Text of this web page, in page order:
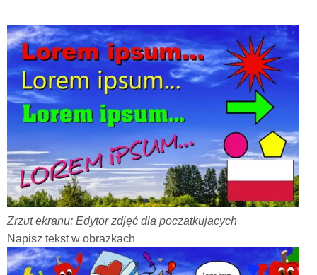
Zrzut ekranu: Edytor zdjęć dla poczatkujacych
Napisz tekst w obrazkach